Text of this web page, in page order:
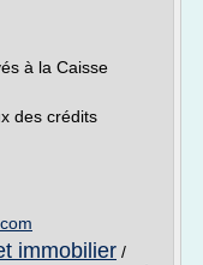
à la Caisse
des crédits
immobilier /